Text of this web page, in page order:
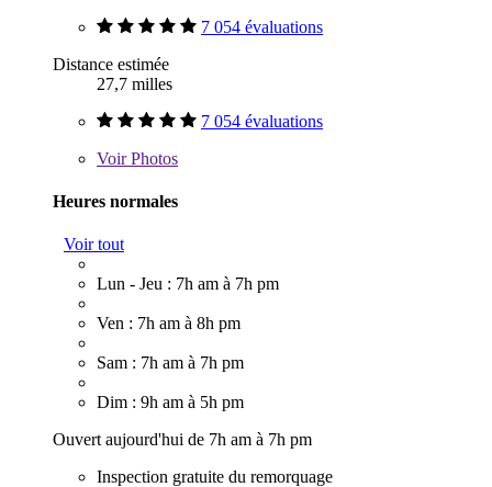
7 054 évaluations
Distance estimée
27,7 milles
7 054 évaluations
VoirPhotos
Heures normales
Voir tout
Lun - Jeu : 7h am à 7h pm
Ven : 7h am à 8h pm
Sam : 7h am à 7h pm
Dim : 9h am à 5h pm
Ouvert aujourd'hui de 7h am à 7h pm
Inspection gratuite du remorquage